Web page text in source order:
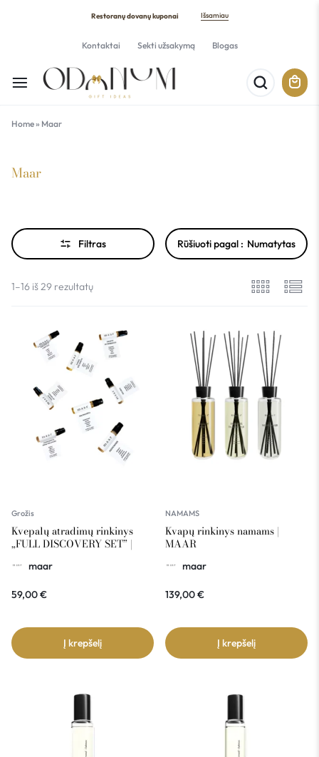
Restoranų dovanų kuponai Išsamiau
Kontaktai Sekti užsakymą Blogas
Home» Maar
Maar
Filtras Rūšiuoti pagal : Numatytas
1–16 iš 29 rezultatų
Grožis
Kvepalų atradimų rinkinys
„FULL DISCOVERY SET” |
maar
59,00€
Į krepšelį
NAMAMS
Kvapų rinkinys namams |
MAAR
maar
139,00€
Į krepšelį